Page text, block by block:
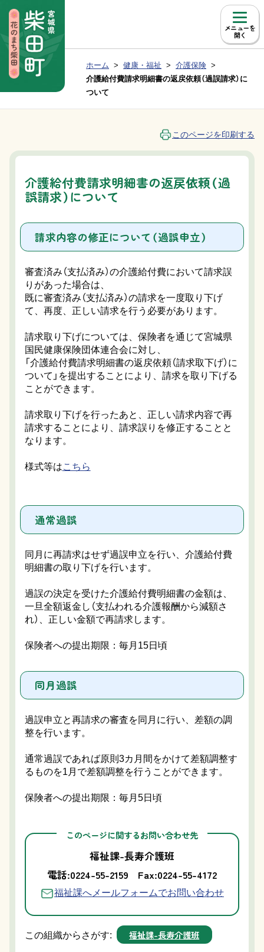
メニュー
Group NAV BreadCrumb
現在位置：
ホーム 健康・福祉
介護保険
介護給付費請求明細書の返戻依頼（過誤請求）に
ついて
このページを印刷する
介護給付費請求明細書の返戻依頼（過
誤請求）について
請求内容の修正について（過誤申立）
審査済み（支払済み）の介護給付費において請求誤
りがあった場合は、
既に審査済み（支払済み）の請求を一度取り下げ
て、再度、正しい請求を行う必要があります。
請求取り下げについては、保険者を通じて宮城県
国民健康保険団体連合会に対し、
「介護給付費請求明細書の返戻依頼（請求取下げ）に
ついて」を提出することにより、請求を取り下げる
ことができます。
請求取り下げを行ったあと、正しい請求内容で再
請求することにより、請求誤りを修正することと
なります。
様式等はこちら
通常過誤
同月に再請求はせず過誤申立を行い、介護給付費
明細書の取り下げを行います。
過誤の決定を受けた介護給付費明細書の金額は、
一旦全額返金し（支払われる介護報酬から減額さ
れ）、正しい金額で再請求します。
保険者への提出期限 ： 毎月15日頃
同月過誤
過誤申立と再請求の審査を同月に行い、差額の調
整を行います。
通常過誤であれば原則3カ月間をかけて差額調整す
るものを1月で差額調整を行うことができます。
保険者への提出期限： 毎月5日頃
このページに関するお問い合わせ先
福祉課-長寿介護班
電話:0224-55-2159
Fax:0224-55-4172
福祉課へメールフォームでお問い合わせ
この組織からさがす: 福祉課-長寿介護班